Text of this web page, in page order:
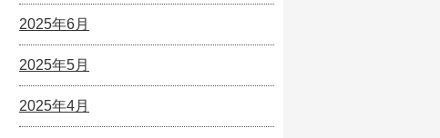
2025年6月
2025年5月
2025年4月